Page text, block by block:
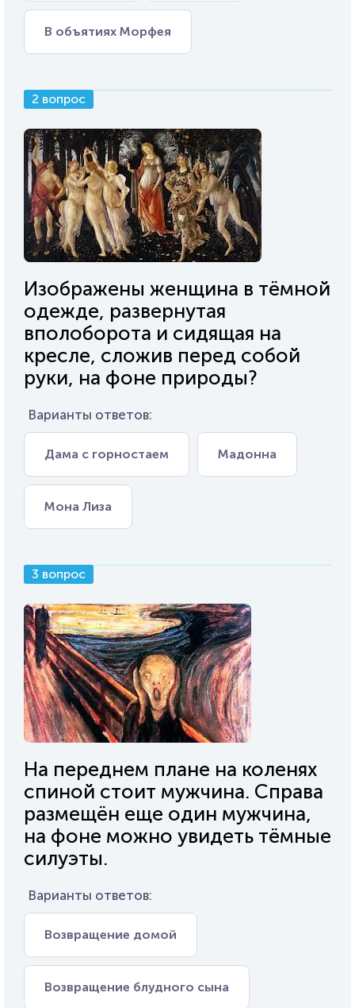
В объятиях Морфея
2 вопрос
Изображены женщина в тёмной
одежде, развернутая
вполоборота и сидящая на
кресле, сложив перед собой
руки, на фоне природы?
Варианты ответов:
Дама с горностаем Мадонна
Мона Лиза
3 вопрос
На переднем плане на коленях
спиной стоит мужчина. Справа
размещён еще один мужчина,
на фоне можно увидеть тёмные
силуэты.
Варианты ответов:
Возвращение домой
Возвращение блудного сына